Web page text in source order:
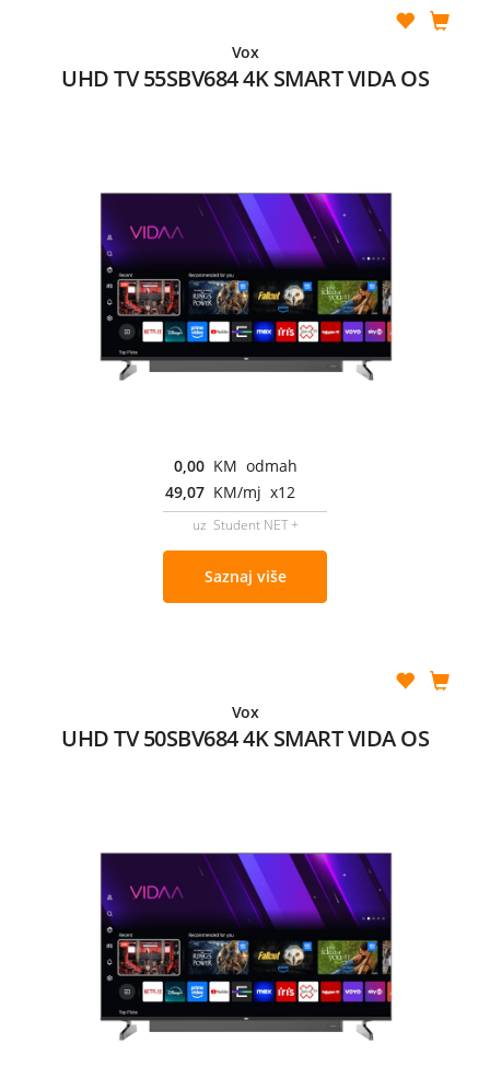
Vox
UHD TV 55SBV684 4K SMART VIDA OS
0,00 KM odmah
49,07 KM/mj x12
uz Student NET +
Saznaj više
Vox
UHD TV 50SBV684 4K SMART VIDA OS